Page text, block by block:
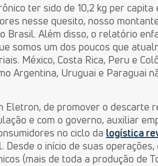
ter sido de 10,2 kg per capita
nesse quesito, nosso
Brasil. Além disso, o relatório
somos um dos poucos que
México, Costa Rica, Peru e
Argentina, Uruguai e Paraguai
Eletron, de promover o descarte
e com o governo, auxiliar
no ciclo da logística
o início de suas operações,
(mais de toda a produção de